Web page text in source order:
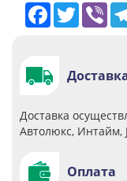
Facebook
Twitter
Доставка
Автолюкс, Интайм,
Оплата